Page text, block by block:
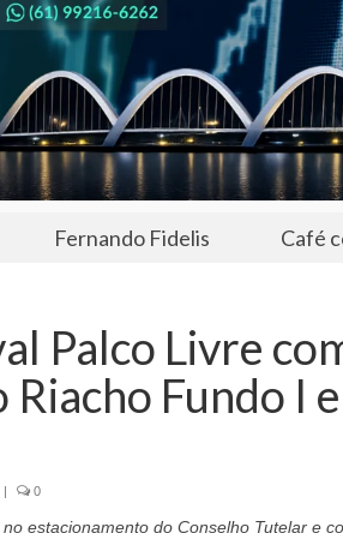
Fernando Fidelis Café
Palco Livre
Fundo I
| 0
estacionamento do Conselho Tutelar e